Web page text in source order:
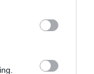
h 39 min